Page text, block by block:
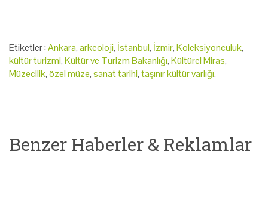
Etiketler :Ankara,arkeoloji, İstanbul, İzmir,Koleksiyonculuk,
kültür turizmi,Kültür ve Turizm Bakanlığı,Kültürel Miras,
Müzecilik,özel müze,sanat tarihi,taşınır kültür varlığı,
Benzer Haberler & Reklamlar